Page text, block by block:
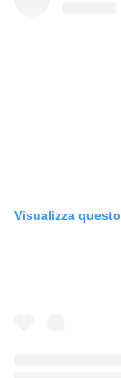
Visualizza